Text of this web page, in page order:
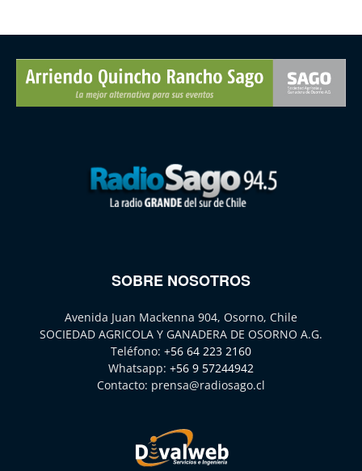
SOBRE NOSOTROS
Avenida Juan Mackenna 904, Osorno, Chile
SOCIEDAD AGRICOLA Y GANADERA DE OSORNO A.G.
Teléfono: +56 64 223 2160
Whatsapp: +56 9 57244942
Contacto: prensa@radiosago.cl